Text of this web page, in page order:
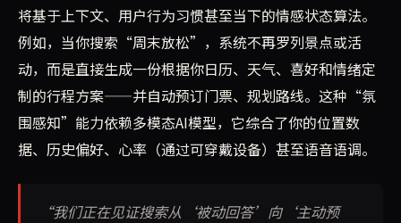
将基于上下文、用户行为习惯甚至当下的情感状态算法。
例如，当你搜索“周末放松”，系统不再罗列景点或活
动，而是直接生成一份根据你日历、天气、喜好和情绪定
制的行程方案——并自动预订门票、规划路线。这种“氛
围感知”能力依赖多模态AI模型，它综合了你的位置数
据、历史偏好、心率（通过可穿戴设备）甚至语音语调。
“我们正在见证搜索从‘被动回答’向‘主动预